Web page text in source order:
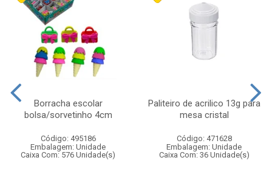
Borracha escolar
bolsa/sorvetinho 4cm
Código: 495186
Embalagem: Unidade
Caixa Com: 576 Unidade(s)
Paliteiro de acrilico 13g para
mesa cristal
Código: 471628
Embalagem: Unidade
Caixa Com: 36 Unidade(s)